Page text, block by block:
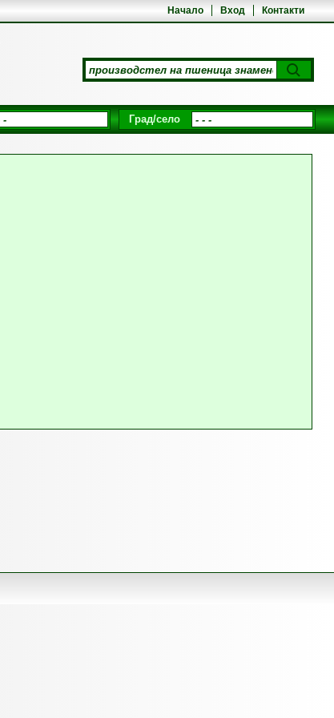
Начало Вход Контакти
Град/село